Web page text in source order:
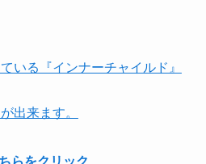
いる『インナーチャイルド』
出来ます。
らをクリック